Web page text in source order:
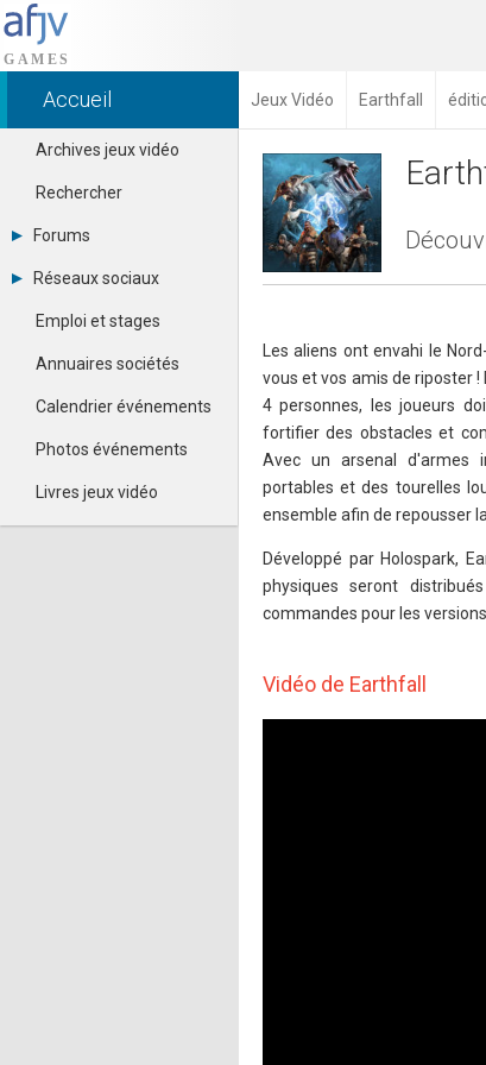
Accueil Jeux Vidéo Earthfall
Archives jeux vidéo
Rechercher
Forums
Tous les forums
Se connecter
Contacter un modérateur
Réseaux sociaux
Dailymotion
Facebook
Google+
Pinterest
Youtube
Emploi et stages
Annuaires sociétés
Calendrier événements
Photos événements
Livres jeux vidéo
Les aliens ont envahi le
vous et vos amis de riposter !
4 personnes, les joueurs
fortifier des obstacles et
Avec un arsenal d'armes
portables et des tourelles
ensemble afin de repousser
Développé par Holospark,
physiques seront
commandes pour les
Vidéo de Earthfall